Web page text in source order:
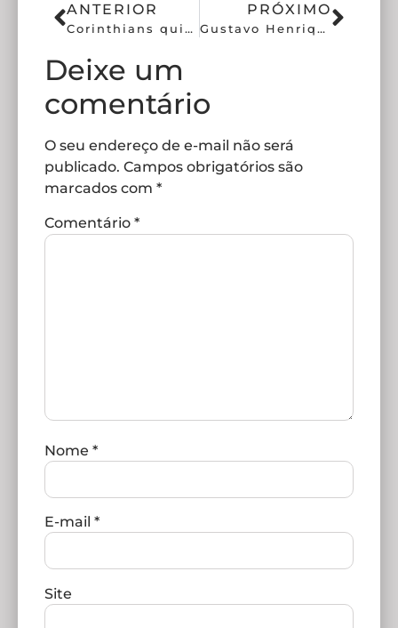
ANTERIOR
Corinthians quita direitos de imagem das Brabas, mas mantém pendências
PRÓXIMO
Gustavo Henrique deve desfalcar o Corinthians em amistoso
Deixe um
comentário
O seu endereço de e-mail não será
publicado. Campos obrigatórios são
marcados com *
Comentário *
Nome *
E-mail *
Site